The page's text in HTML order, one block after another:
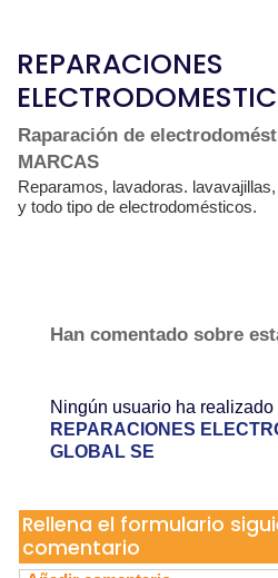
REPARACIONES
Raparación de
MARCAS
Reparamos, lavadoras.
y todo tipo de electrodomésticos.
Han comentado sobre
Ningún usuario ha
REPARACIONES
GLOBAL SE